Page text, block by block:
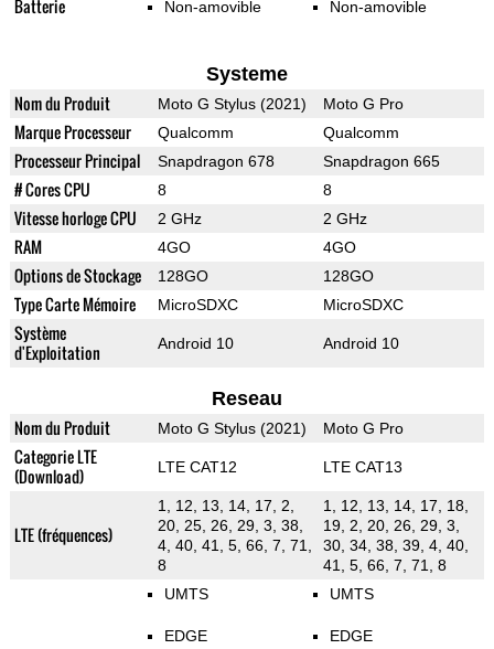
Batterie Non-amovible Non-amovible
Systeme
Nom du Produit Moto G Stylus (2021) Moto G Pro
Marque Processeur Qualcomm Qualcomm
Processeur Principal Snapdragon 678 Snapdragon 665
# Cores CPU 8 8
Vitesse horloge CPU 2 GHz 2 GHz
RAM 4GO 4GO
Options de Stockage 128GO 128GO
Type Carte Mémoire MicroSDXC MicroSDXC
Système
d'Exploitation
Android 10 Android 10
Reseau
Nom du Produit Moto G Stylus (2021) Moto G Pro
Categorie LTE
(Download)
LTE CAT12 LTE CAT13
LTE (fréquences)
1, 12, 13, 14, 17, 2,
20, 25, 26, 29, 3, 38,
4, 40, 41, 5, 66, 7, 71,
8
1, 12, 13, 14, 17, 18,
19, 2, 20, 26, 29, 3,
30, 34, 38, 39, 4, 40,
41, 5, 66, 7, 71, 8
UMTS
EDGE
UMTS
EDGE